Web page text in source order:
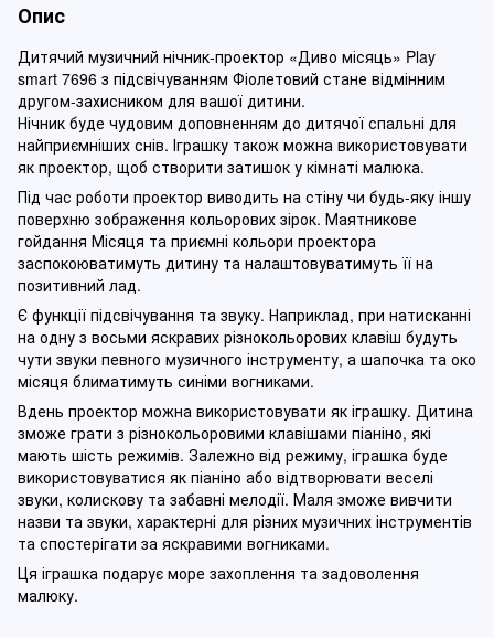
Опис
Дитячий музичний нічник-проектор «Диво місяць» Play
smart 7696 з підсвічуванням Фіолетовий стане відмінним
другом-захисником для вашої дитини.
Нічник буде чудовим доповненням до дитячої спальні для
найприємніших снів. Іграшку також можна використовувати
як проектор, щоб створити затишок у кімнаті малюка.
Під час роботи проектор виводить на стіну чи будь-яку іншу
поверхню зображення кольорових зірок. Маятникове
гойдання Місяця та приємні кольори проектора
заспокоюватимуть дитину та налаштовуватимуть її на
позитивний лад.
Є функції підсвічування та звуку. Наприклад, при натисканні
на одну з восьми яскравих різнокольорових клавіш будуть
чути звуки певного музичного інструменту, а шапочка та око
місяця блиматимуть синіми вогниками.
Вдень проектор можна використовувати як іграшку. Дитина
зможе грати з різнокольоровими клавішами піаніно, які
мають шість режимів. Залежно від режиму, іграшка буде
використовуватися як піаніно або відтворювати веселі
звуки, колискову та забавні мелодії. Маля зможе вивчити
назви та звуки, характерні для різних музичних інструментів
та спостерігати за яскравими вогниками.
Ця іграшка подарує море захоплення та задоволення
малюку.